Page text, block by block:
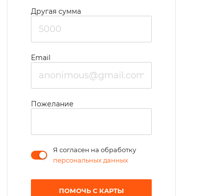
Другая сумма
Email
Пожелание
Я согласен на обработку
персональных данных
ПОМОЧЬ С КАРТЫ